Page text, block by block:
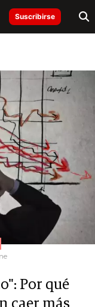
Suscribirse
Por qué
caer más